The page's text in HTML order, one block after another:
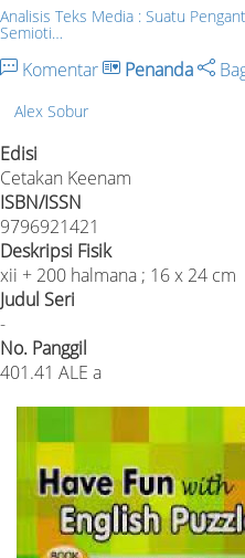
Analisis Teks Media : Suatu
Semioti…
Komentar Penanda
Alex Sobur
Edisi
Cetakan Keenam
ISBN/ISSN
9796921421
Deskripsi Fisik
xii + 200 halmana ; 16 x 24 cm
Judul Seri
-
No. Panggil
401.41 ALE a